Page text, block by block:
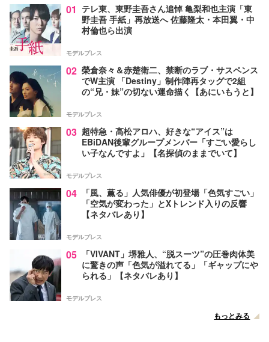
01 テレ東、東野圭吾さん追悼 亀梨和也主演「東
野圭吾 手紙」再放送へ 佐藤隆太・本田翼・中
村倫也ら出演
モデルプレス
02 榮倉奈々＆赤楚衛二、禁断のラブ・サスペンス
でW主演 「Destiny」制作陣再タッグで2組
の“兄・妹”の切ない運命描く【あにいもうと】
モデルプレス
03 超特急・高松アロハ、好きな“アイス”は
EBiDAN後輩グループメンバー「すごい愛らし
い子なんですよ」【名探偵のままでいて】
モデルプレス
04
「風、薫る」人気俳優が初登場「色気すごい」
「空気が変わった」とXトレンド入りの反響
【ネタバレあり】
モデルプレス
05
「VIVANT」堺雅人、“脱スーツ”の圧巻肉体美
に驚きの声「色気が溢れてる」「ギャップにや
られる」【ネタバレあり】
モデルプレス
もっとみる